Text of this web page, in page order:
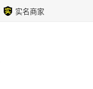
实名商家